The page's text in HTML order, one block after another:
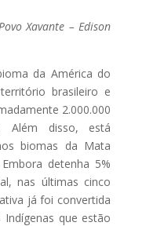
Xavante – Edison
da América do
brasileiro e
2.000.000
Além disso, está
biomas da Mata
detenha 5%
nas últimas cinco
já foi convertida
que estão